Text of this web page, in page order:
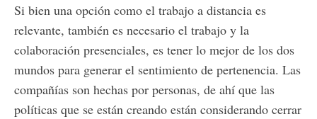
Si bien una opción como el trabajo a distancia es
relevante, también es necesario el trabajo y la
colaboración presenciales, es tener lo mejor de los dos
mundos para generar el sentimiento de pertenencia. Las
compañías son hechas por personas, de ahí que las
políticas que se están creando están considerando cerrar